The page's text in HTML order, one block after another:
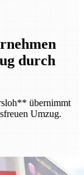
durch
übernimmt
Umzug.